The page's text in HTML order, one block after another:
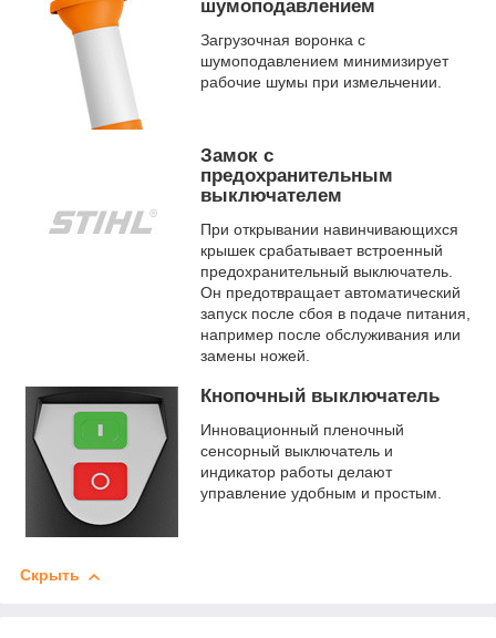
шумоподавлением
Загрузочная воронка с
шумоподавлением минимизирует
рабочие шумы при измельчении.
Замок с
предохранительным
выключателем
При открывании навинчивающихся
крышек срабатывает встроенный
предохранительный выключатель.
Он предотвращает автоматический
запуск после сбоя в подаче питания,
например после обслуживания или
замены ножей.
Кнопочный выключатель
Инновационный пленочный
сенсорный выключатель и
индикатор работы делают
управление удобным и простым.
Скрыть